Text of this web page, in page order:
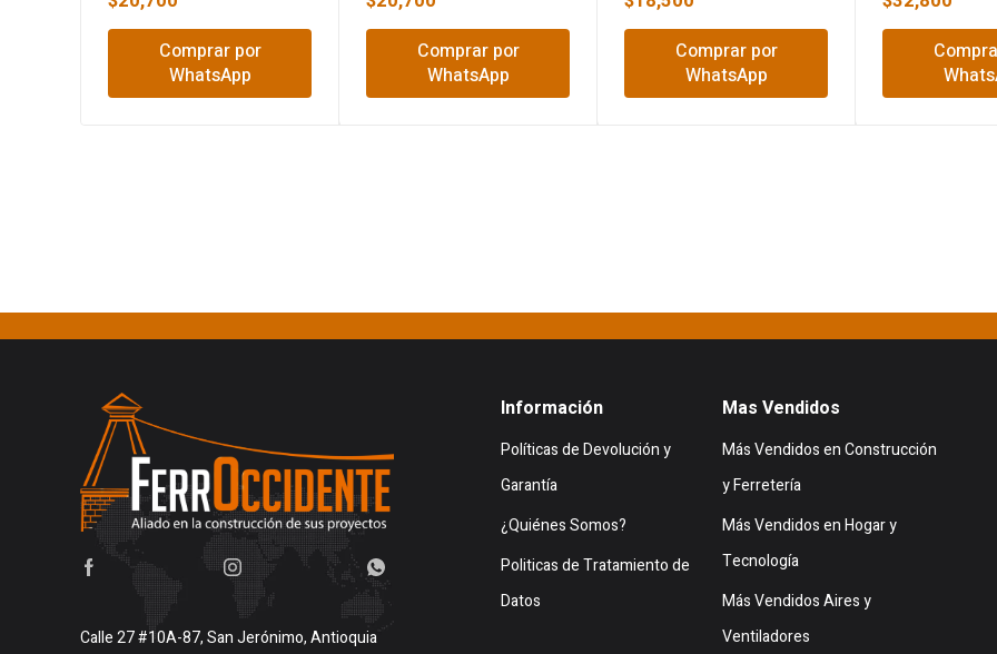
Comprar por
WhatsApp
Comprar por
WhatsApp
Comprar por
WhatsApp
Calle 27 #10A-87, San Jerónimo, Antioquia
Información
Políticas de Devolución y
Garantía
¿Quiénes Somos?
Politicas de Tratamiento de
Datos
Mas Vendidos
Más Vendidos en Construcción
y Ferretería
Más Vendidos en Hogar y
Tecnología
Más Vendidos Aires y
Ventiladores